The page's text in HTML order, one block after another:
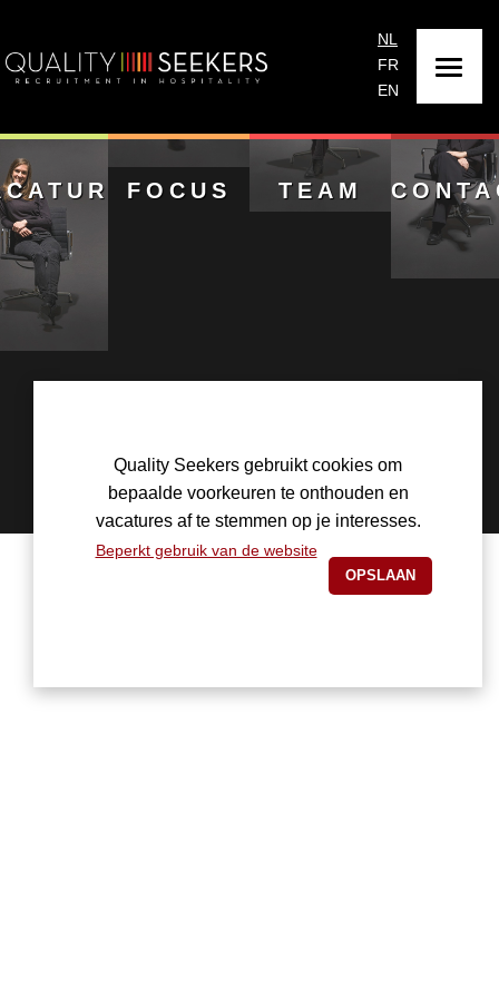
NL
FR
EN
FOCUS TEAM
Quality Seekers gebruikt cookies om
bepaalde voorkeuren te onthouden en
vacatures af te stemmen op je interesses.
Beperkt gebruik van de website